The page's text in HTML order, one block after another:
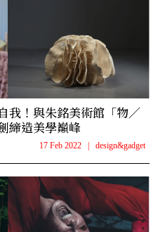
我！與朱銘美術館「物／
締造美學巔峰
17 Feb 2022 | design&gadget